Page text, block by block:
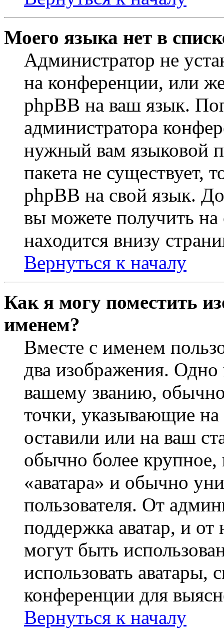
Моего языка нет в
Администратор не
на конференции, или
phpBB на ваш язык.
администратора
нужный вам языковой
пакета не существует,
phpBB на свой язык.
вы можете получить на
находится внизу
Вернуться к началу
Как я могу поместить
именем?
Вместе с именем
два изображения.
вашему званию, обычно
точки, указывающие
оставили или на ваш
обычно более крупное,
«аватара» и обычно
пользователя. От
поддержка аватар, и от
могут быть
использовать аватары,
конференции для
Вернуться к началу